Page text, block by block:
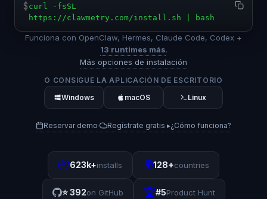
$ curl -fsSL
https://clawmetry.com/install.sh | bash
Funciona con OpenClaw, Hermes, Claude Code, Codex +
13 runtimes más.
Más opciones de instalación
O CONSIGUE LA APLICACIÓN DE ESCRITORIO
Windows
macOS Linux
Reservar demo· Regístrate gratis·▸¿Cómo funciona?
📦623k+installs 🌍128+countries
⭐392on GitHub 🏆#5Product Hunt